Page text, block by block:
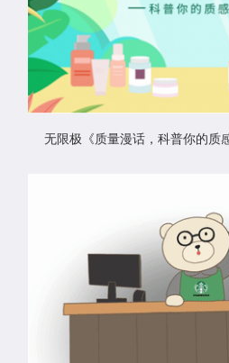
无限极《质量漫话，科普你的质